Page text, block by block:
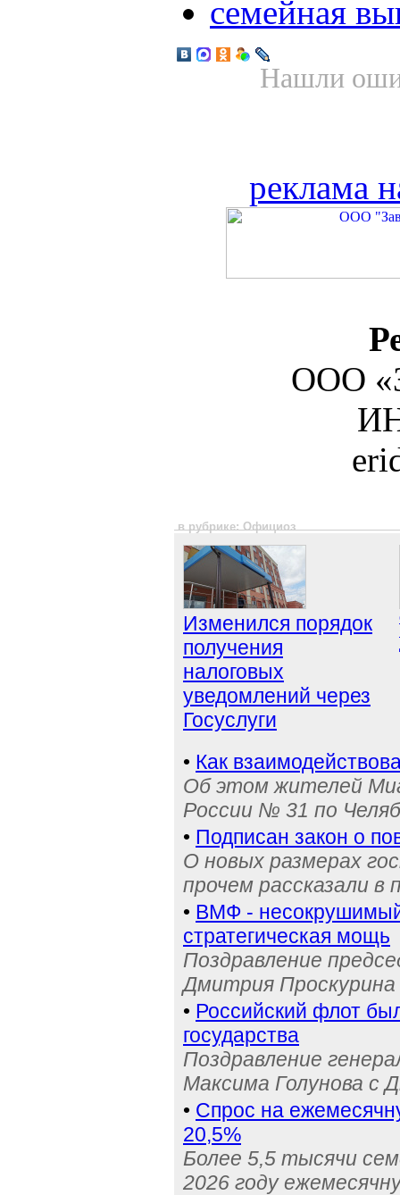
семейная
Нашли
реклама
ООО
в рубрике: Официоз
Изменился порядок
получения
налоговых
уведомлений через
Госуслуги
• Как
Об этом жителей
России № 31 по
• Подписан закон о
О новых размерах
прочем рассказали в
• ВМФ -
стратегическая мощь
Поздравление
Дмитрия
• Российский флот
государства
Поздравление
Максима Голунова с
• Спрос на
20,5%
Более 5,5 тысячи
2026 году